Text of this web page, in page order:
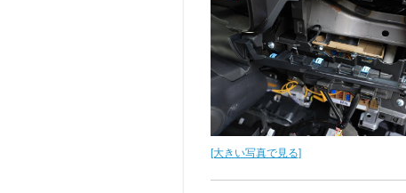
[大きい写真で見る]